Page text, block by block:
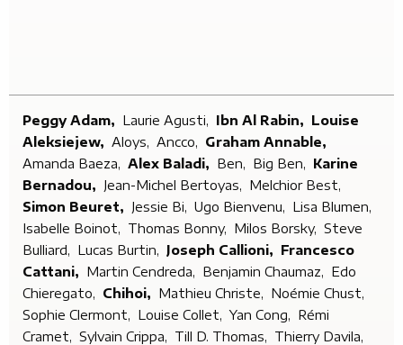
Peggy Adam, Laurie Agusti, Ibn Al Rabin, Louise
Aleksiejew, Aloys, Ancco, Graham Annable,
Amanda Baeza, Alex Baladi, Ben, Big Ben, Karine
Bernadou, Jean-Michel Bertoyas, Melchior Best,
Simon Beuret, Jessie Bi, Ugo Bienvenu, Lisa Blumen,
Isabelle Boinot, Thomas Bonny, Milos Borsky, Steve
Bulliard, Lucas Burtin, Joseph Callioni, Francesco
Cattani, Martin Cendreda, Benjamin Chaumaz, Edo
Chieregato, Chihoi, Mathieu Christe,
Noémie Chust,
Sophie Clermont, Louise Collet, Yan Cong, Rémi
Cramet, Sylvain Crippa, Till D. Thomas, Thierry Davila,